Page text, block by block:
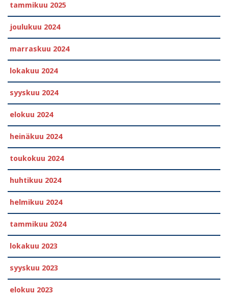
tammikuu 2025
joulukuu 2024
marraskuu 2024
lokakuu 2024
syyskuu 2024
elokuu 2024
heinäkuu 2024
toukokuu 2024
huhtikuu 2024
helmikuu 2024
tammikuu 2024
lokakuu 2023
syyskuu 2023
elokuu 2023